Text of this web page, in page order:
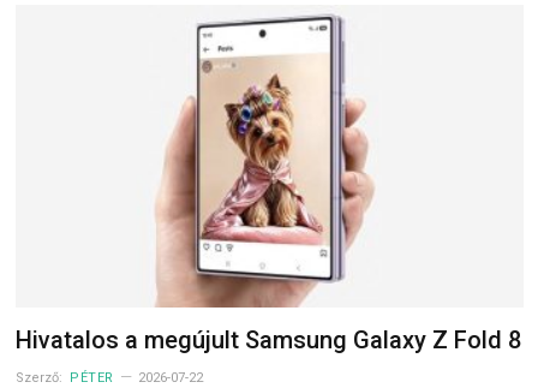
Hivatalos a megújult Samsung Galaxy Z Fold 8
Szerző: PÉTER 2026-07-22